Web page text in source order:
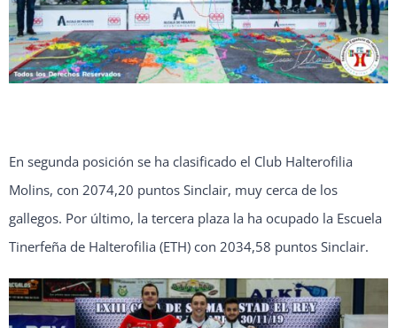
En segunda posición se ha clasificado el Club Halterofilia
Molins, con 2074,20 puntos Sinclair, muy cerca de los
gallegos. Por último, la tercera plaza la ha ocupado la Escuela
Tinerfeña de Halterofilia (ETH) con 2034,58 puntos Sinclair.